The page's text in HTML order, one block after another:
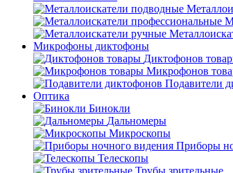
Микрофоны диктофоны
Диктофонов
Микрофонов
Подавители
Оптика
Бинокли
Дальномеры
Микроскопы
Приборы
Телескопы
Трубы зрительные